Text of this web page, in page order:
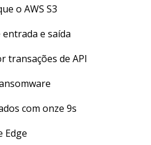
o AWS S3
entrada e saída
transações de API
com onze 9s
Edge